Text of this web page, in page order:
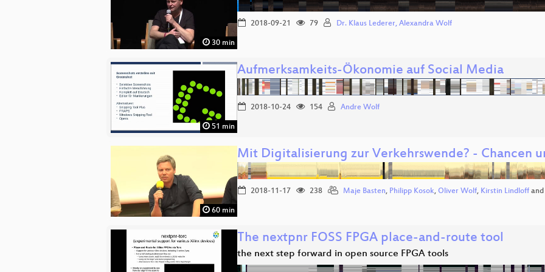
30 min
2018-09-21 79 Dr. Klaus Lederer, Alexandra Wolf
51 min
Aufmerksamkeits-Ökonomie auf Social Media
2018-10-24 154 Andre Wolf
60 min
Mit Digitalisierung zur Verkehrswende? - Chancen
2018-11-17 238 Maje Basten, Philipp Kosok, Oliver Wolf, Kirstin Lindloff and
The nextpnr FOSS FPGA place-and-route tool
the next step forward in open source FPGA tools